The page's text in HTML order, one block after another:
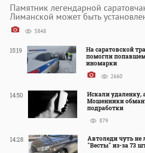
Памятник легендарной
Лиманской может быть
5848
15:19
На саратовской
помогли
иномарки
2660
14:50
Искали удаленку,
Мошенники
подработки
879
14:28
Автоледи чуть не
"Весты" из-за 73